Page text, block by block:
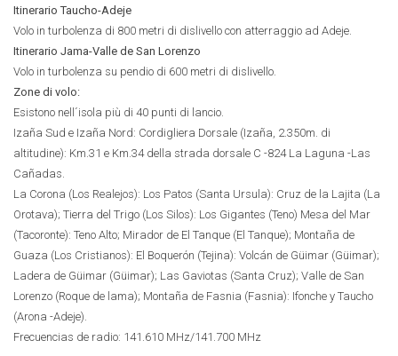
Itinerario Taucho-Adeje
Volo in turbolenza di 800 metri di dislivello con atterraggio ad Adeje.
Itinerario Jama-Valle de San Lorenzo
Volo in turbolenza su pendio di 600 metri di dislivello.
Zone di volo:
Esistono nell´isola più di 40 punti di lancio.
Izaña Sud e Izaña Nord: Cordigliera Dorsale (Izaña, 2.350m. di
altitudine): Km.31 e Km.34 della strada dorsale C -824 La Laguna -Las
Cañadas.
La Corona (Los Realejos): Los Patos (Santa Ursula): Cruz de la Lajita (La
Orotava); Tierra del Trigo (Los Silos): Los Gigantes (Teno) Mesa del Mar
(Tacoronte): Teno Alto; Mirador de El Tanque (El Tanque); Montaña de
Guaza (Los Cristianos): El Boquerón (Tejina): Volcán de Güimar (Güimar);
Ladera de Güimar (Güimar); Las Gaviotas (Santa Cruz); Valle de San
Lorenzo (Roque de lama); Montaña de Fasnia (Fasnia): Ifonche y Taucho
(Arona -Adeje).
Frecuencias de radio: 141.610 MHz/141.700 MHz